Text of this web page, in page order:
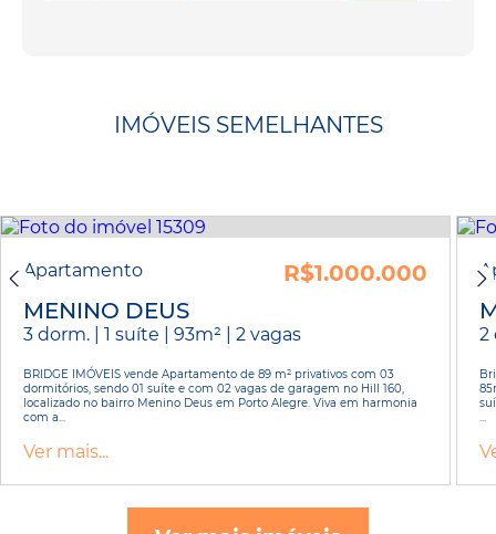
IMÓVEIS SEMELHANTES
Apartamento
R$1.000.000
MENINO DEUS
3 dorm. | 1 suíte | 93m² | 2 vagas
BRIDGE IMÓVEIS vende Apartamento de 89 m² privativos com 03
dormitórios, sendo 01 suíte e com 02 vagas de garagem no Hill 160,
localizado no bairro Menino Deus em Porto Alegre. Viva em harmonia
com a...
Ver mais...
2
...